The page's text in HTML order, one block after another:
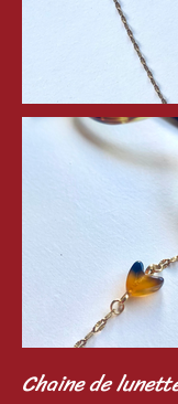
Chaine de